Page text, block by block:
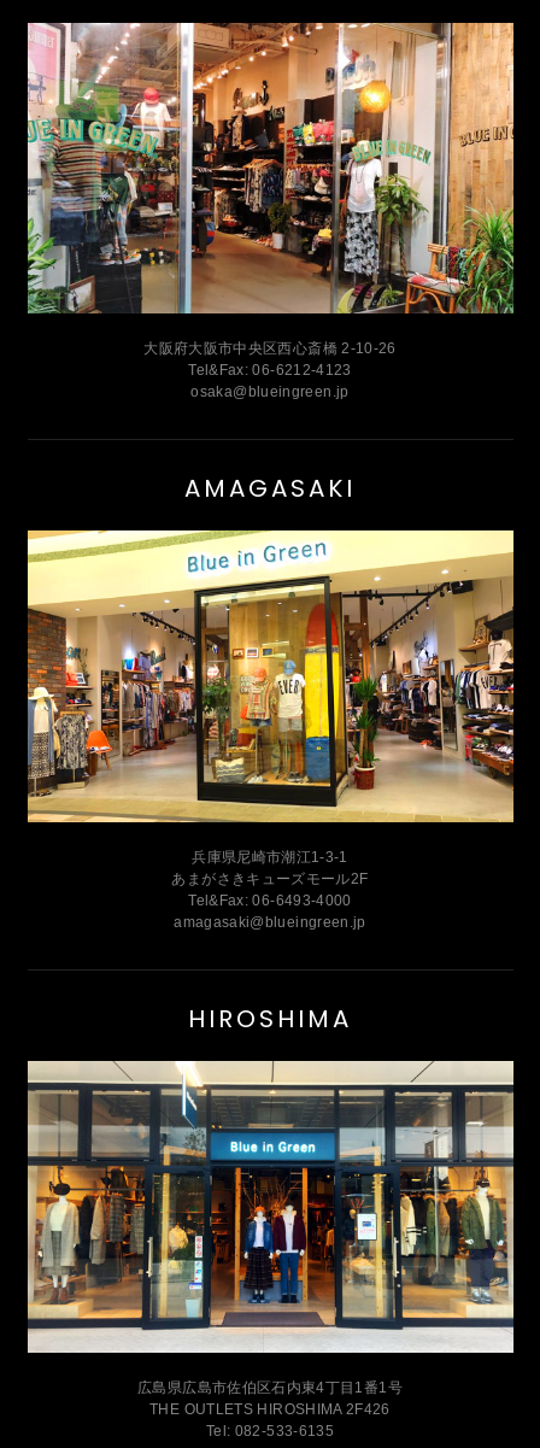
大阪府大阪市中央区西心斎橋 2-10-26
Tel&Fax: 06-6212-4123
osaka@blueingreen.jp
AMAGASAKI
兵庫県尼崎市潮江1-3-1
あまがさきキューズモール2F
Tel&Fax: 06-6493-4000
amagasaki@blueingreen.jp
HIROSHIMA
広島県広島市佐伯区石内東4丁目1番1号
THE OUTLETS HIROSHIMA 2F426
Tel: 082-533-6135